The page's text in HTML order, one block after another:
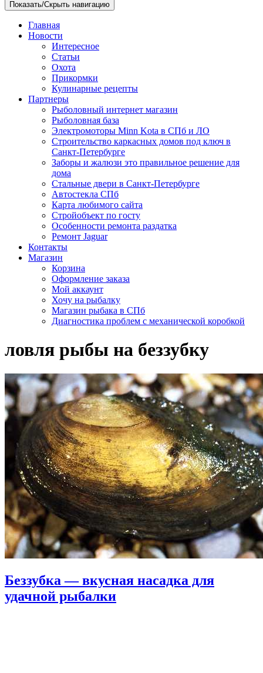
Показать/Скрыть навигацию
Главная
Новости
Интересное
Статьи
Охота
Прикормки
Кулинарные рецепты
Партнеры
Рыболовный интернет магазин
Рыболовная база
Электромоторы Minn Kota в СПб и ЛО
Строительство каркасных домов под ключ в
Санкт-Петербурге
Заборы и жалюзи это правильное решение для
дома
Стальные двери в Санкт-Петербурге
Автостекла СПб
Карта любимого сайта
Стройобъект по госту
Особенности ремонта раздатка
Ремонт Jaguar
Контакты
Магазин
Корзина
Оформление заказа
Мой аккаунт
Хочу на рыбалку
Магазин рыбака в СПб
Диагностика проблем с механической коробкой
ловля рыбы на беззубку
Беззубка — вкусная насадка для
удачной рыбалки